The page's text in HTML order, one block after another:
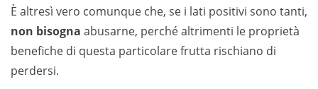
È altresì vero comunque che, se i lati positivi sono tanti,
non bisogna abusarne, perché altrimenti le proprietà
benefiche di questa particolare frutta rischiano di
perdersi.